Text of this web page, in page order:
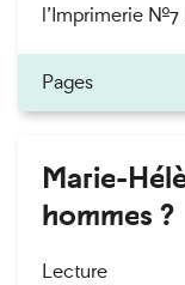
l’Imprimerie
Pages
Marie-
hommes ?
Lecture